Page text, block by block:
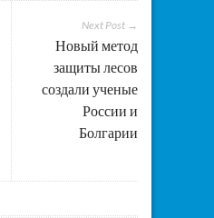
Next Post →
Новый метод
защиты лесов
создали ученые
России и
Болгарии